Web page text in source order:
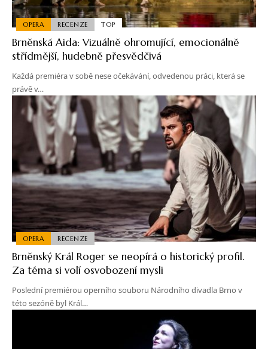
OPERA RECENZE TOP
Brněnská Aida: Vizuálně ohromující, emocionálně
střídmější, hudebně přesvědčivá
Každá premiéra v sobě nese očekávání, odvedenou práci, která se
právě v…
OPERA RECENZE
Brněnský Král Roger se neopírá o historický profil.
Za téma si volí osvobození mysli
Poslední premiérou operního souboru Národního divadla Brno v
této sezóně byl Král…